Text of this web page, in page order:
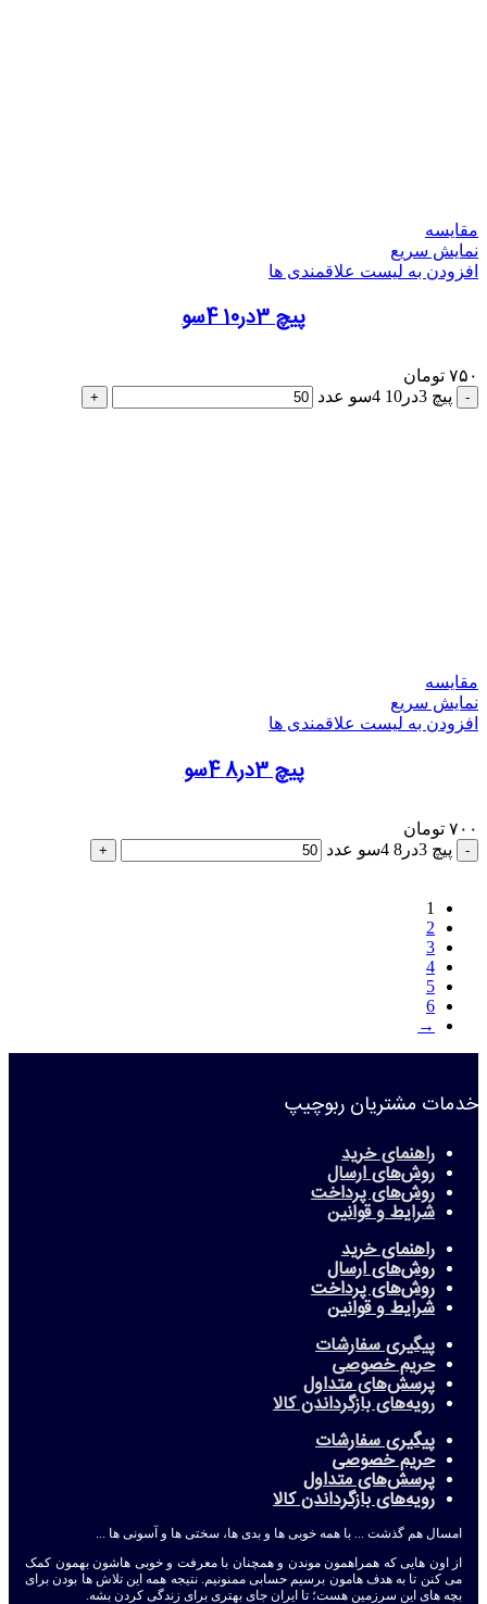
مقایسه
نمایش سریع
افزودن به لیست علاقمندی ها
پیچ 3در10 4سو
۷۵۰ تومان
پیچ 3در10 4سو عدد
مقایسه
نمایش سریع
افزودن به لیست علاقمندی ها
پیچ 3در8 4سو
۷۰۰ تومان
پیچ 3در8 4سو عدد
1
2
3
4
5
6
→
خدمات مشتریان ربوچیپ
راهنمای خرید
روش‌های ارسال
روش‌های پرداخت
شرایط و قوانین
راهنمای خرید
روش‌های ارسال
روش‌های پرداخت
شرایط و قوانین
پیگیری سفارشات
حریم خصوصی
پرسش‌های متداول
رویه‌های بازگرداندن کالا
پیگیری سفارشات
حریم خصوصی
پرسش‌های متداول
رویه‌های بازگرداندن کالا
امسال هم گذشت ... با همه خوبی ها و بدی ها، سختی ها و آسونی ها ...
از اون هایی که همراهمون موندن و همچنان با معرفت و خوبی هاشون بهمون کمک
می کنن تا به هدف هامون برسیم حسابی ممنونیم. نتیجه همه این تلاش ها بودن برای
بچه های این سرزمین هست؛ تا ایران جای بهتری برای زندگی کردن بشه.